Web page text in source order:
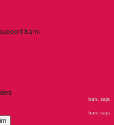
kami
baru saja
baru saja